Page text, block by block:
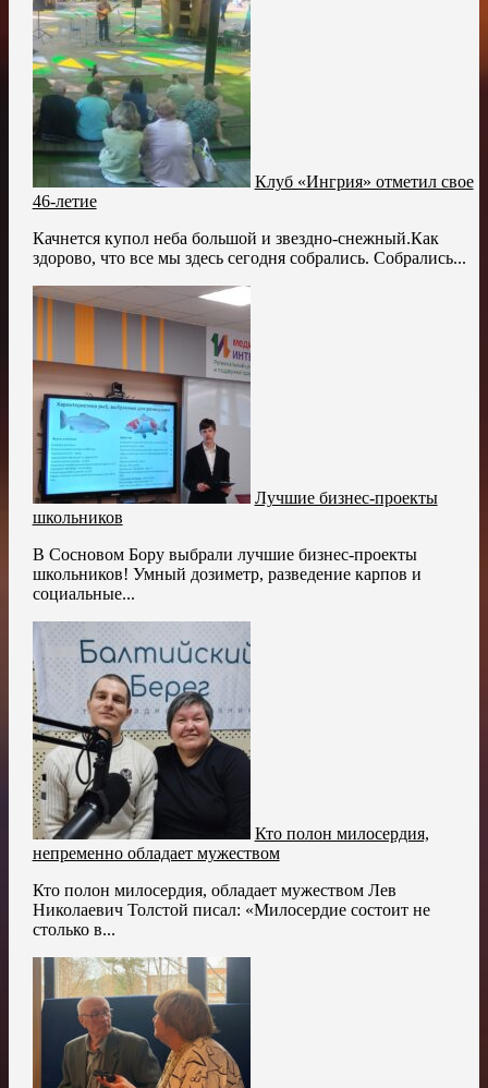
Клуб «Ингрия» отметил свое
46-летие
Качнется купол неба большой и звездно-снежный.Как
здорово, что все мы здесь сегодня собрались. Собрались...
Лучшие бизнес-проекты
школьников
В Сосновом Бору выбрали лучшие бизнес-проекты
школьников! Умный дозиметр, разведение карпов и
социальные...
Кто полон милосердия,
непременно обладает мужеством
Кто полон милосердия, обладает мужеством Лев
Николаевич Толстой писал: «Милосердие состоит не
столько в...